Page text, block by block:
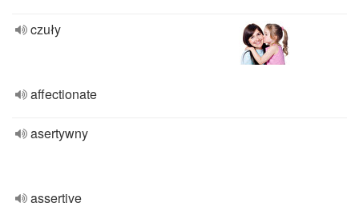
czuły
affectionate
asertywny
assertive